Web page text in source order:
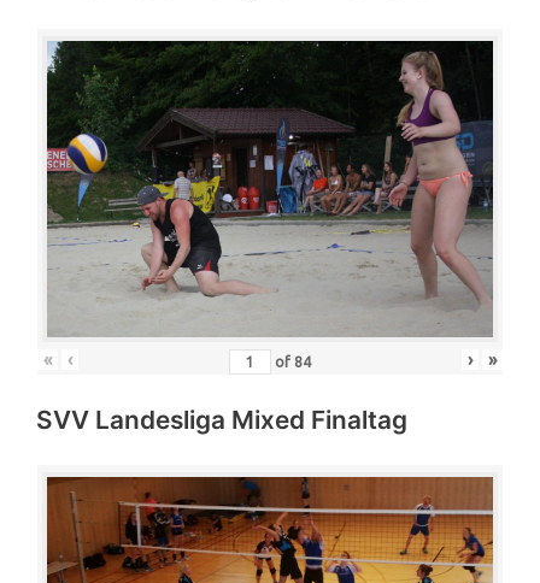
« ‹ of 84 › »
SVV Landesliga Mixed Finaltag